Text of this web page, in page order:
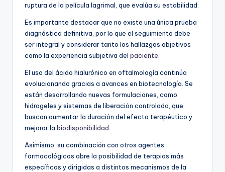
ruptura de la película lagrimal, que evalúa su estabilidad.
Es importante destacar que no existe una única prueba
diagnóstica definitiva, por lo que el seguimiento debe
ser integral y considerar tanto los hallazgos objetivos
como la experiencia subjetiva del paciente
El uso del ácido hialurónico en oftalmología continúa
evolucionando gracias a avances en biotecnología. Se
están desarrollando nuevas formulaciones, como
hidrogeles y sistemas de liberación controlada, que
buscan aumentar la duración del efecto terapéutico y
mejorar la biodisponibilidad
Asimismo, su combinación con otros agentes
farmacológicos abre la posibilidad de terapias más
específicas y dirigidas a distintos mecanismos de la